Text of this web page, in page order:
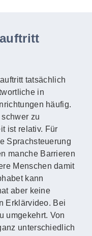
tatsächlich
in
häufig.
zu
ist relativ. Für
Sprachsteuerung
manche Barrieren
Menschen damit
kann
aber keine
Erklärvideo. Bei
umgekehrt. Von
unterschiedlich